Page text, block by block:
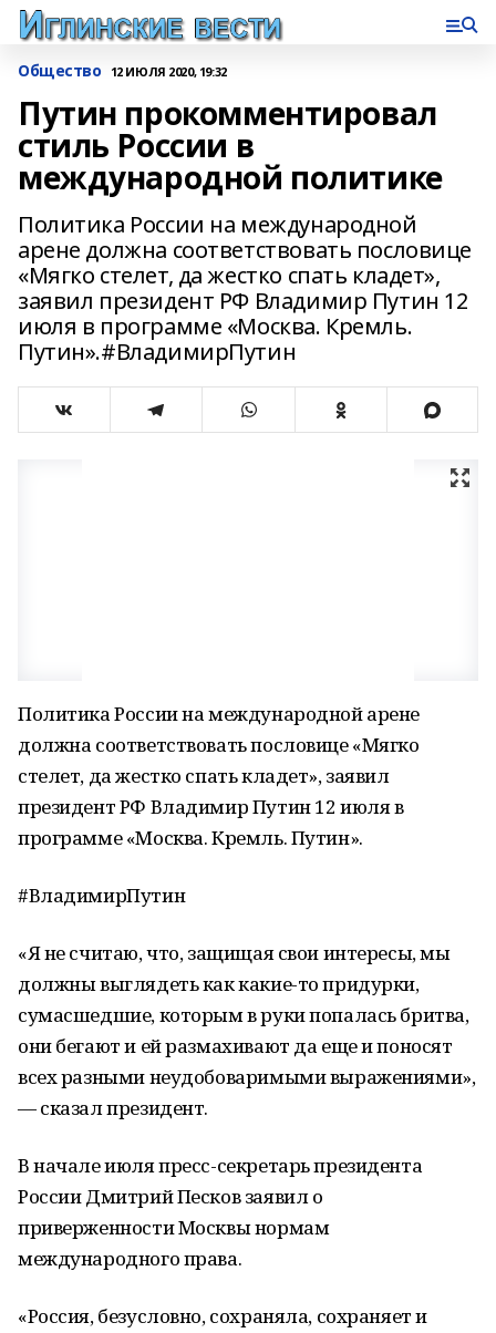
Общество 12 ИЮЛЯ 2020, 19:32
Путин прокомментировал
стиль России в
международной политике
Политика России на международной
арене должна соответствовать пословице
«Мягко стелет, да жестко спать кладет»,
заявил президент РФ Владимир Путин 12
июля в программе «Москва. Кремль.
Путин».#ВладимирПутин
Политика России на международной арене
должна соответствовать пословице «Мягко
стелет, да жестко спать кладет», заявил
президент РФ Владимир Путин 12 июля в
программе «Москва. Кремль. Путин».
#ВладимирПутин
«Я не считаю, что, защищая свои интересы, мы
должны выглядеть как какие-то придурки,
сумасшедшие, которым в руки попалась бритва,
они бегают и ей размахивают да еще и поносят
всех разными неудобоваримыми выражениями»,
— сказал президент.
В начале июля пресс-секретарь президента
России Дмитрий Песков заявил о
приверженности Москвы нормам
международного права.
«Россия, безусловно, сохраняла, сохраняет и